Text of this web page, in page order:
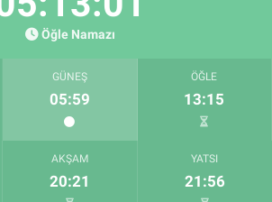
Öğle Namazı
GÜNEŞ
05:59
ÖĞLE
13:15
AKŞAM
20:21
YATSI
21:56